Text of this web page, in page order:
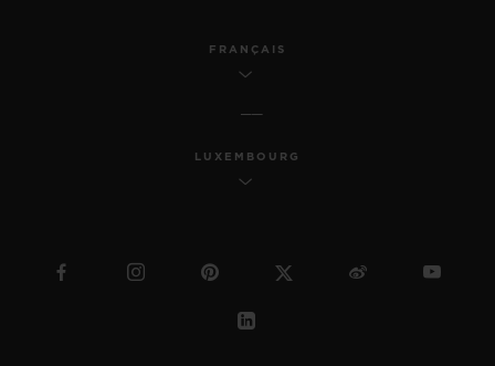
FRANÇAIS
LUXEMBOURG